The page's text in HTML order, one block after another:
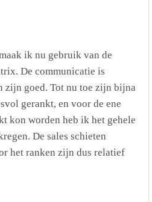
ik nu gebruik van de
De communicatie is
zijn goed. Tot nu toe zijn bijna
gerankt, en voor de ene
kon worden heb ik het gehele
De sales schieten
het ranken zijn dus relatief